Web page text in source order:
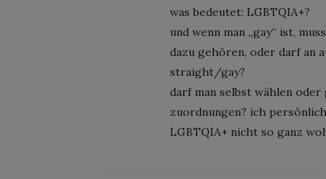
was bedeutet: LGBTQIA+?
und wenn man „gay“ ist,
dazu gehören, oder darf an
straight/gay?
darf man selbst wählen
zuordnungen? ich
LGBTQIA+ nicht so ganz